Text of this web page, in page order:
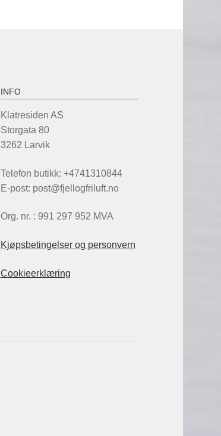
INFO
Klatresiden AS
Storgata 80
3262 Larvik
Telefon butikk: +4741310844
E-post: post@fjellogfriluft.no
Org. nr. : 991 297 952 MVA
Kjøpsbetingelser og personvern
Cookieerklæring